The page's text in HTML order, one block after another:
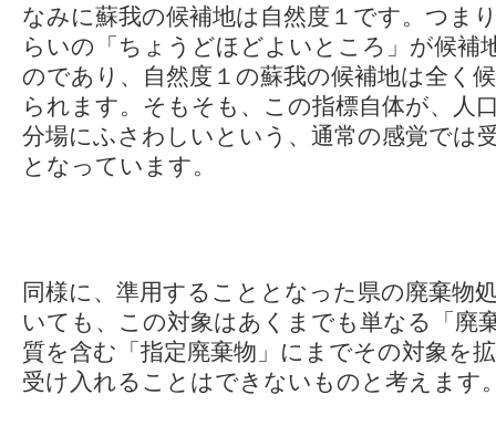
なみに蘇我の候補地は自然度１です。つま
らいの「ちょうどほどよいところ」が候補
のであり、自然度１の蘇我の候補地は全く
られます。そもそも、この指標自体が、人
分場にふさわしいという、通常の感覚では
となっています。
同様に、準用することとなった県の廃棄物
いても、この対象はあくまでも単なる「廃
質を含む「指定廃棄物」にまでその対象を
受け入れることはできないものと考えます